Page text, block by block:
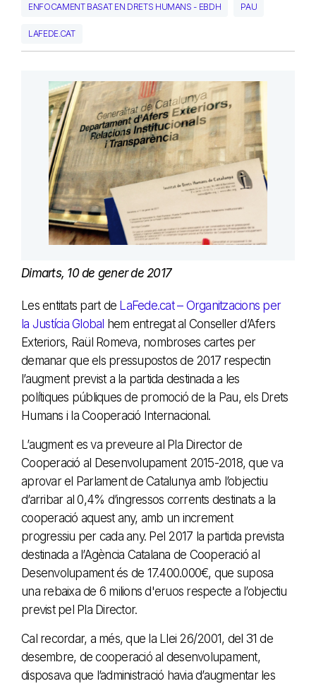
ENFOCAMENT BASAT EN DRETS HUMANS - EBDH PAU
LAFEDE.CAT
Dimarts, 10 de gener de 2017
Les entitats part de LaFede.cat – Organitzacions per
la Justícia Global hem entregat al Conseller d’Afers
Exteriors, Raül Romeva, nombroses cartes per
demanar que els pressupostos de 2017 respectin
l’augment previst a la partida destinada a les
polítiques públiques de promoció de la Pau, els Drets
Humans i la Cooperació Internacional.
L’augment es va preveure al Pla Director de
Cooperació al Desenvolupament 2015-2018, que va
aprovar el Parlament de Catalunya amb l’objectiu
d’arribar al 0,4% d’ingressos corrents destinats a la
cooperació aquest any, amb un increment
progressiu per cada any. Pel 2017 la partida prevista
destinada a l’Agència Catalana de Cooperació al
Desenvolupament és de 17.400.000€, que suposa
una rebaixa de 6 milions d'eruos respecte a l’objectiu
previst pel Pla Director.
Cal recordar, a més, que la Llei 26/2001, del 31 de
desembre, de cooperació al desenvolupament,
disposava que l’administració havia d’augmentar les